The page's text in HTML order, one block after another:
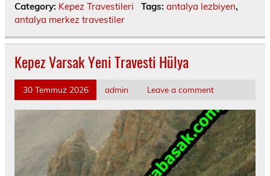
Category: Kepez Travestileri Tags: antalya lezbiyen,
antalya merkez travestiler
Kepez Varsak Yeni Travesti Hülya
30 Temmuz 2026 admin Leave a comment